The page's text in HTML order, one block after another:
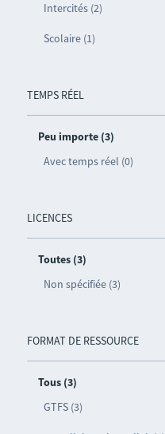
Intercités (2)
Scolaire (1)
TEMPS RÉEL
Peu importe (3)
Avec temps réel (0)
LICENCES
Toutes (3)
Non spécifiée (3)
FORMAT DE RESSOURCE
Tous (3)
GTFS (3)